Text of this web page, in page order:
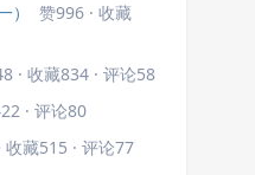
赞996 · 收藏
· 收藏834 · 评论58
· 评论80
收藏515 · 评论77